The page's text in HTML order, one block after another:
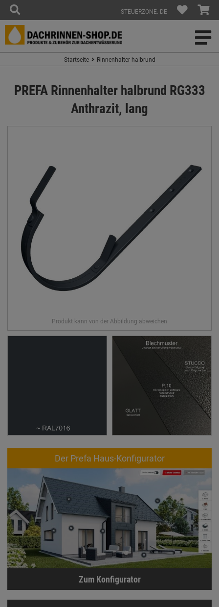
STEUERZONE: DE
Startseite Rinnenhalter halbrund
PREFA Rinnenhalter halbrund RG333
Anthrazit, lang
Der Prefa Haus-Konfigurator
Zum Konfigurator